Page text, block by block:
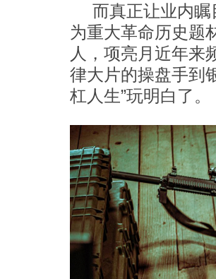
而真正让业内
为重大革命历史题
人，项亮月近年来
律大片的操盘手到
杠人生”玩明白了。